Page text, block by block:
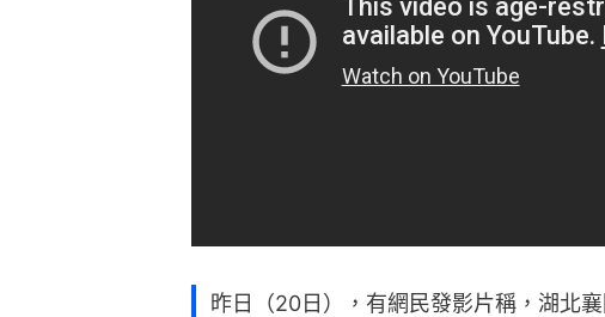
昨日（20日），有網民發影片稱，湖北